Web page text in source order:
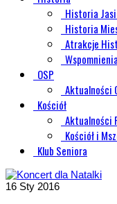
Historia
Historia
Atrakcje
OSP
Aktualności
Kościół
Aktualności
Kościół i
Klub Seniora
16 Sty 2016